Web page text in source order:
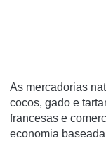
As mercadorias
cocos, gado e
francesas e
economia